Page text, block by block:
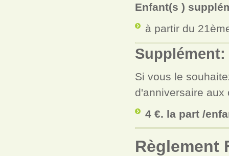
Enfant(s )
à partir du
Si vous le
d'anniversaire
4 €. la part /
Règlement